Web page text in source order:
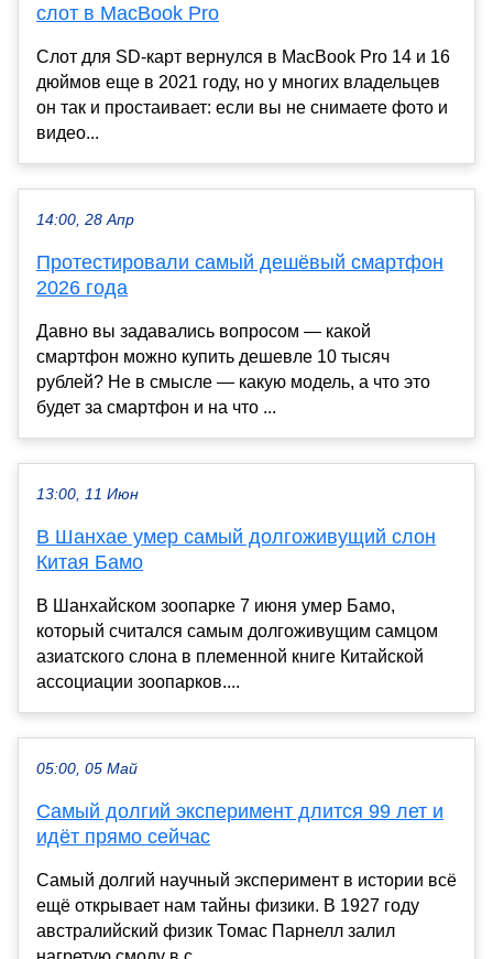
слот в MacBook Pro
Слот для SD-карт вернулся в MacBook Pro 14 и 16
дюймов еще в 2021 году, но у многих владельцев
он так и простаивает: если вы не снимаете фото и
видео...
14:00, 28 Апр
Протестировали самый дешёвый смартфон
2026 года
Давно вы задавались вопросом — какой
смартфон можно купить дешевле 10 тысяч
рублей? Не в смысле — какую модель, а что это
будет за смартфон и на что ...
13:00, 11 Июн
В Шанхае умер самый долгоживущий слон
Китая Бамо
В Шанхайском зоопарке 7 июня умер Бамо,
который считался самым долгоживущим самцом
азиатского слона в племенной книге Китайской
ассоциации зоопарков....
05:00, 05 Май
Самый долгий эксперимент длится 99 лет и
идёт прямо сейчас
Самый долгий научный эксперимент в истории всё
ещё открывает нам тайны физики. В 1927 году
австралийский физик Томас Парнелл залил